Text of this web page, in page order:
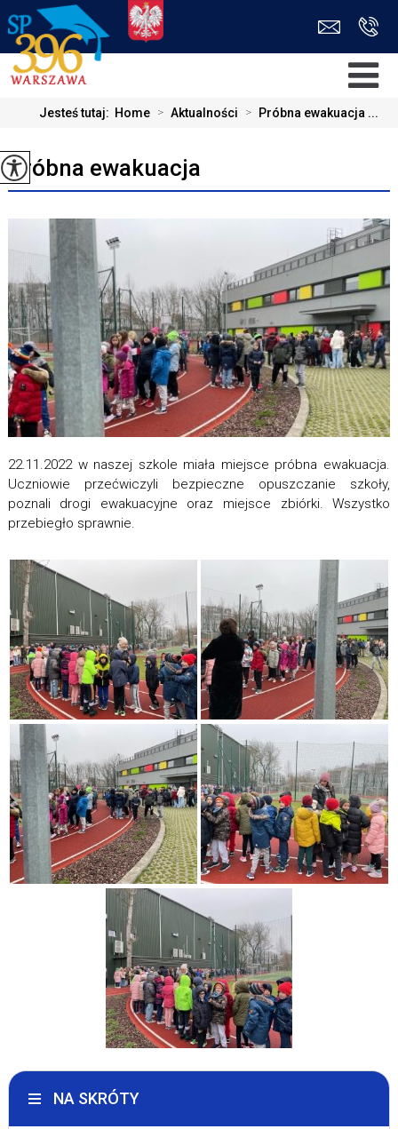
Jesteś tutaj: Home > Aktualności > Próbna ewakuacja ...
Próbna ewakuacja
22.11.2022 w naszej szkole miała miejsce próbna ewakuacja.
Uczniowie przećwiczyli bezpieczne opuszczanie szkoły,
poznali drogi ewakuacyjne oraz miejsce zbiórki. Wszystko
przebiegło sprawnie.
NA SKRÓTY